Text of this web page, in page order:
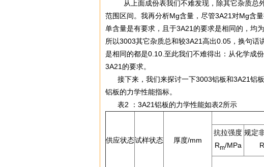
从上面成份表我们不难发现，除其它杂质总外
范围区间。我再分析Mg含量，尽管3A21对Mg含
单含量是有要求，且于3A21的要求是相同的，均
所以3003其它杂质总和较3A21高出0.05，换句
是相同的都是0.10.至此我们不难得出：从化学成
3A21的要求。
接下来，我们来探讨一下3003铝板和3A21铝
铝板的力学性能指标。
表2 ：3A21铝板的力学性能如表2所示
供应状态试样状态 厚度/mm
抗拉强度
Rm/MPa
规定
R